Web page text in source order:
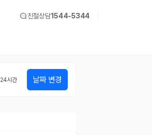
친절상담1544-5344
24시간 날짜 변경